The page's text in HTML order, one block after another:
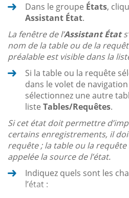
Dans le groupe États,
Assistant État.
La fenêtre de l’Assistant État
nom de la table ou de la
préalable est visible dans la
Si la table ou la requête
dans le volet de
sélectionnez une autre
liste Tables/Requêtes.
Si cet état doit permettre
certains enregistrements, il
requête ; la table ou la
appelée la source de l’état.
Indiquez quels sont les
l’état :